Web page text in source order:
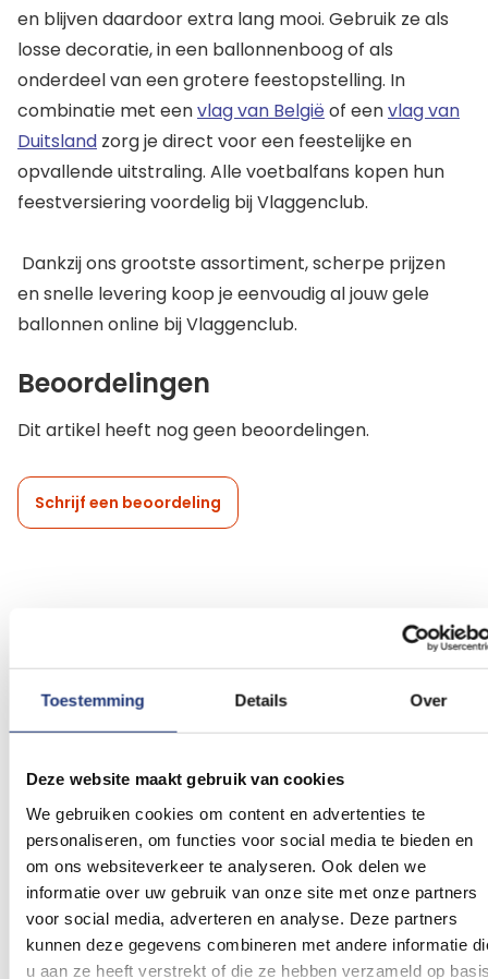
Toestemming Details Over
Deze website maakt gebruik van cookies
We gebruiken cookies om content en advertenties te
personaliseren, om functies voor social media te bieden en
om ons websiteverkeer te analyseren. Ook delen we
informatie over uw gebruik van onze site met onze partners
voor social media, adverteren en analyse. Deze partners
kunnen deze gegevens combineren met andere informatie
u aan ze heeft verstrekt of die ze hebben verzameld op
en blijven daardoor extra lang mooi. Gebruik ze als
losse decoratie, in een ballonnenboog of als
onderdeel van een grotere feestopstelling. In
combinatie met eenvlag van Belgiëof eenvlag van
Duitsland zorg je direct voor een feestelijke en
opvallende uitstraling. Alle voetbalfans kopen hun
feestversiering voordelig bij Vlaggenclub.
Dankzij ons grootste assortiment, scherpe prijzen
en snelle levering koop je eenvoudig al jouw gele
ballonnen online bij Vlaggenclub.
Beoordelingen
Dit artikel heeft nog geen beoordelingen.
Schrijf een beoordeling
30cm
Rode ballonnen 10 stuks
- 30cm
Vanaf 2,19
toe
Zwarte ballonnen -
Metallic | 10 stuks
2,85